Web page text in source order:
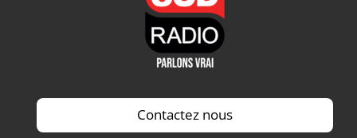
Contactez nous